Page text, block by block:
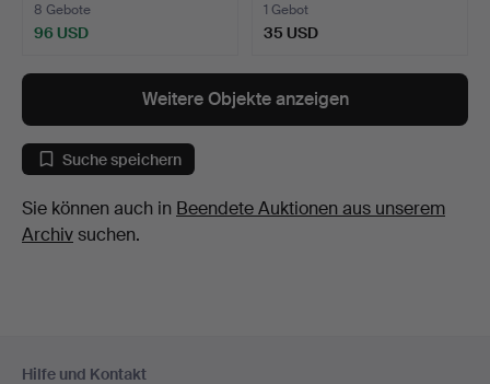
8 Gebote
96 USD
1 Gebot
35 USD
Weitere Objekte anzeigen
Suche speichern
Sie können auch in Beendete Auktionen aus unserem
Archivsuchen.
Hilfe und Kontakt